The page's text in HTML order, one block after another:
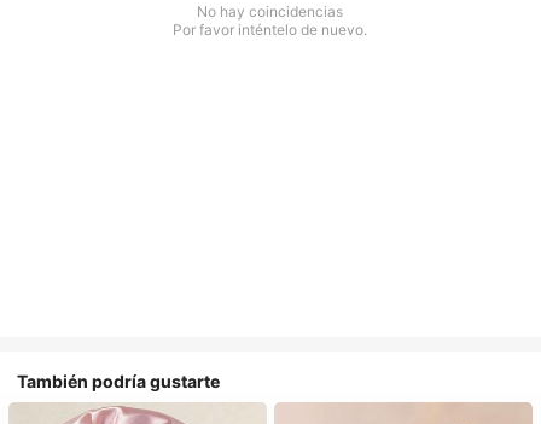
No hay coincidencias
Por favor inténtelo de nuevo.
También podría gustarte